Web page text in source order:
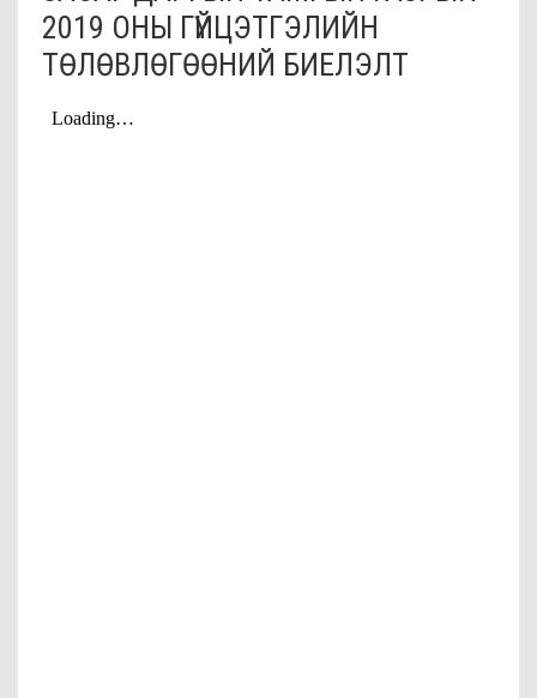
2019 ОНЫ ГҮЙЦЭТГЭЛИЙН
ТӨЛӨВЛӨГӨӨНИЙ БИЕЛЭЛТ